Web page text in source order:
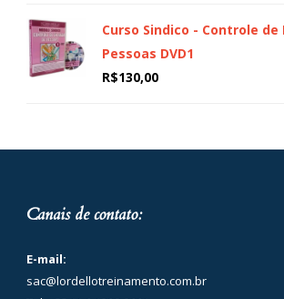
Curso Sindico - Controle de
Pessoas DVD1
R$130,00
Canais de contato:
E-mail:
sac@lordellotreinamento.com.br